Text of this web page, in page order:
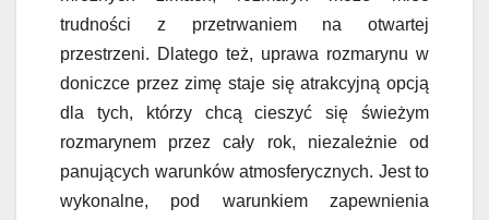
trudności z przetrwaniem na otwartej
przestrzeni. Dlatego też, uprawa rozmarynu w
doniczce przez zimę staje się atrakcyjną opcją
dla tych, którzy chcą cieszyć się świeżym
rozmarynem przez cały rok, niezależnie od
panujących warunków atmosferycznych. Jest to
wykonalne, pod warunkiem zapewnienia